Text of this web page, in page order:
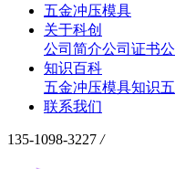
五金冲压模具
关于科创
公司简介公司证书
知识百科
五金冲压模具知识
联系我们
135-1098-3227 /